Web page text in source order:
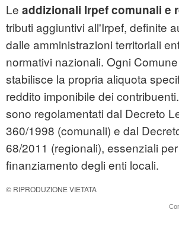
Le addizionali Irpef comunali e
tributi aggiuntivi all'Irpef, definite
dalle amministrazioni territoriali
normativi nazionali. Ogni
stabilisce la propria aliquota
reddito imponibile dei
sono regolamentati dal Decreto
360/1998 (comunali) e dal
68/2011 (regionali), essenziali
finanziamento degli enti locali.
© RIPRODUZIONE VIETATA